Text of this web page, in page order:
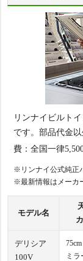
リンナイビルト
です。部品代金
費：全国一律
※リンナイ公式純正
※最新情報はメーカ
モデル名
デリシア
100V
ミラ